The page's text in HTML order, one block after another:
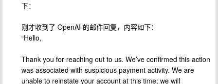
下：
刚才收到了 OpenAI 的邮件回复，内容如下：
“Hello,
Thank you for reaching out to us. We’ve confirmed this action
was associated with suspicious payment activity. We are
unable to reinstate your account at this time; we will